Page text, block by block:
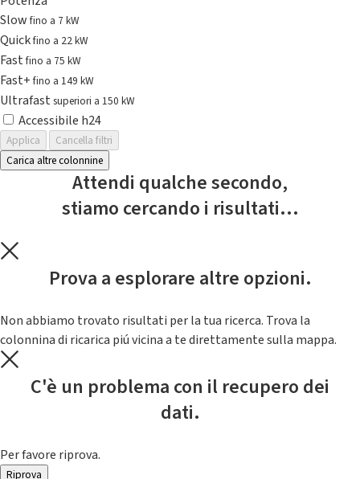
Slowfino a 7 kW
Quickfino a 22 kW
Fastfino a 75 kW
Fast+fino a 149 kW
Ultrafast superiori a 150 kW
Accessibile h24
Applica
Cancella filtri
Carica altre colonnine
Attendi qualche secondo,
stiamo cercando i risultati...
Prova a esplorare altre opzioni.
Non abbiamo trovato risultati per la tua ricerca. Trova la
colonnina di ricarica piú vicina a te direttamente sulla mappa.
C'è un problema con il recupero dei
dati.
Per favore riprova.
Riprova